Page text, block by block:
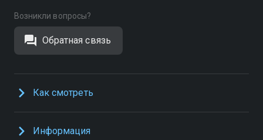
Возникли вопросы?
Обратная связь
Как смотреть
Информация